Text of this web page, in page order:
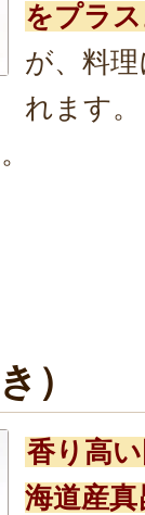
をプラ
が、料
れます
）
香り高
海道産